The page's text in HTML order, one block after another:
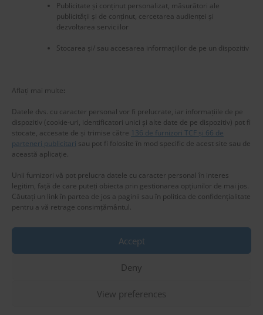
Publicitate și conținut personalizat, măsurători ale
publicității și de conținut, cercetarea audienței și
dezvoltarea serviciilor
Stocarea și/ sau accesarea informațiilor de pe un dispozitiv
Aflați mai multe:
Datele dvs. cu caracter personal vor fi prelucrate, iar informațiile de pe
dispozitiv (cookie-uri, identificatori unici și alte date de pe dispozitiv) pot fi
stocate, accesate de și trimise către 136 de furnizori TCF și 66 de
parteneri publicitari sau pot fi folosite în mod specific de acest site sau de
această aplicație.
Unii furnizori vă pot prelucra datele cu caracter personal în interes
legitim, față de care puteți obiecta prin gestionarea opțiunilor de mai jos.
Căutați un link în partea de jos a paginii sau în politica de confidențialitate
pentru a vă retrage consimțământul.
Accept
Deny
View preferences
New title
225453
Privacy & Cookies: This site uses cookies. By continuing to use this
To find out more, including how to control cookies, see here: